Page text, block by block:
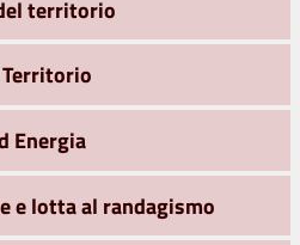
territorio
Energia
e lotta al randagismo